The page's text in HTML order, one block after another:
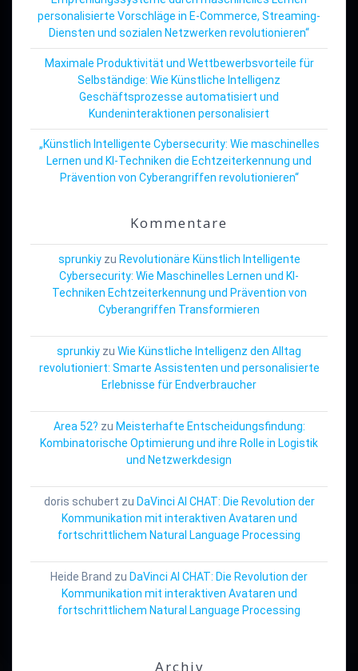
personalisierte Vorschläge in E-Commerce, Streaming-
Diensten und sozialen Netzwerken revolutionieren“
Maximale Produktivität und Wettbewerbsvorteile für
Selbständige: Wie Künstliche Intelligenz
Geschäftsprozesse automatisiert und
Kundeninteraktionen personalisiert
„Künstlich Intelligente Cybersecurity: Wie maschinelles
Lernen und KI-Techniken die Echtzeiterkennung und
Prävention von Cyberangriffen revolutionieren“
Kommentare
sprunkiyzu Revolutionäre Künstlich Intelligente
Cybersecurity: Wie Maschinelles Lernen und KI-
Techniken Echtzeiterkennung und Prävention von
Cyberangriffen Transformieren
sprunkiy zu Wie Künstliche Intelligenz den Alltag
revolutioniert: Smarte Assistenten und personalisierte
Erlebnisse für Endverbraucher
Area 52? zu Meisterhafte Entscheidungsfindung:
Kombinatorische Optimierung und ihre Rolle in Logistik
und Netzwerkdesign
doris schubert zu DaVinci AI CHAT: Die Revolution der
Kommunikation mit interaktiven Avataren und
fortschrittlichem Natural Language Processing
Heide Brand zu DaVinci AI CHAT: Die Revolution der
Kommunikation mit interaktiven Avataren und
fortschrittlichem Natural Language Processing
Archiv